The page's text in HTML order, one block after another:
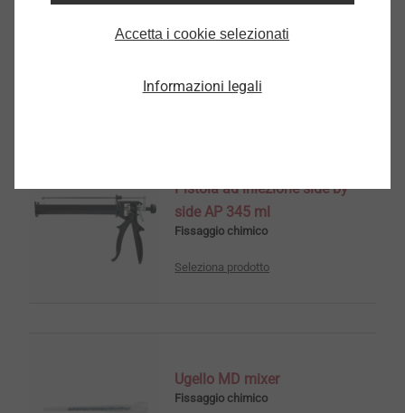
Resina Multifix SE1000
Sismica
Seleziona prodotto
Pistola ad iniezione side by
side AP 345 ml
Fissaggio chimico
Seleziona prodotto
Ugello MD mixer
Fissaggio chimico
Accetta i cookie selezionati
Informazioni legali